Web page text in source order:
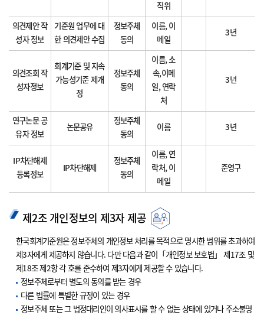
직위
의견제안 작
성자 정보
기준원 업무에 대
한 의견제안 수집
정보주체
동의
이름, 이
메일
3년
의견조회 작
성자정보
회계기준 및 지속
가능성기준 제개
정
정보주체
동의
이름, 소
속,이메
일, 연락
처
3년
연구논문 공
유자 정보
논문공유
정보주체
동의
이름 3년
IP차단해제
등록정보
IP차단해제
정보주체
동의
이름, 연
락처, 이
메일
준영구
제2조 개인정보의 제3자 제공
한국회계기준원은 정보주체의 개인정보 처리를 목적으로 명시한 범위를 초과하여
제3자에게 제공하지 않습니다. 다만 다음과 같이「개인정보 보호법」 제17조 및
제18조 제2항 각 호를 준수하여 제3자에게 제공할 수 있습니다.
정보주체로부터 별도의 동의를 받는 경우
다른 법률에 특별한 규정이 있는 경우
정보주체 또는 그 법정대리인이 의사표시를 할 수 없는 상태에 있거나 주소불명